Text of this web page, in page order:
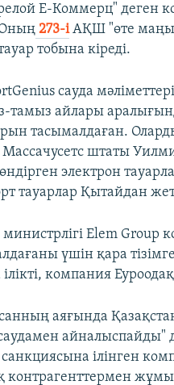
Е-Коммерц" деген
273-іАҚШ "өте
тобына кіреді.
сауда
айлары
тасымалдаған.
штаты
электрон
тауарлар Қытайдан
Elem Group
үшін қара
компания
аяғында
айналыспайды"
санкциясына ілінген
контрагенттермен